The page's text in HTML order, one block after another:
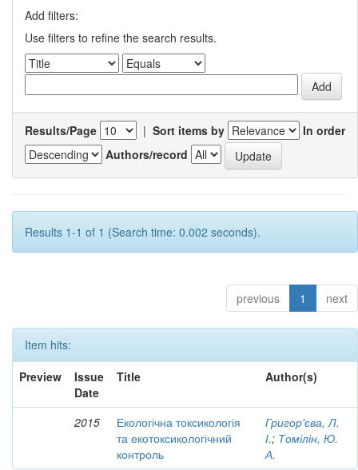
Add filters:
Use filters to refine the search results.
Results/Page | Sort items by
In order
Authors/record
Results 1-1 of 1 (Search time: 0.002 seconds).
previous 1 next
Item hits:
Preview
Issue
Date
Title Author(s)
2015
Екологічна токсикологія
та екотоксикологічний
контроль
Григор'єва, Л.
І.; Томілін, Ю.
А.